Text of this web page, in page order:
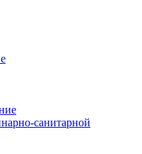
санитарной